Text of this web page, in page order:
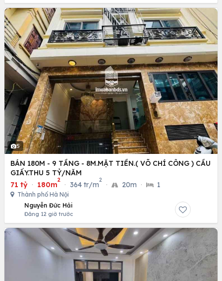
5
BÁN 180M - 9 TẦNG - 8M.MẶT TIỀN.( VÕ CHÍ CÔNG ) CẦU
GIẤY.THU 5 TỶ/NĂM
71 tỷ · 180m
2
· 364 tr/m
2
· 20m · 1
Thành phố Hà Nội
Nguyễn Đức Hải
Đăng 12 giờ trước